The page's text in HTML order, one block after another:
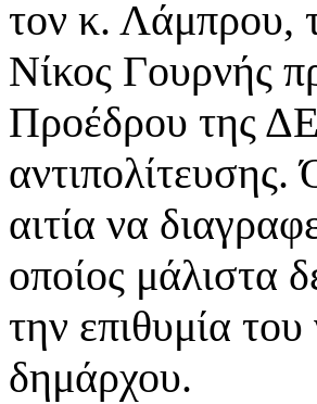
τον κ. Λάμπρου,
Νίκος Γουρνής
Προέδρου της
αντιπολίτευσης.
αιτία να
οποίος μάλιστα
την επιθυμία
δημάρχου.